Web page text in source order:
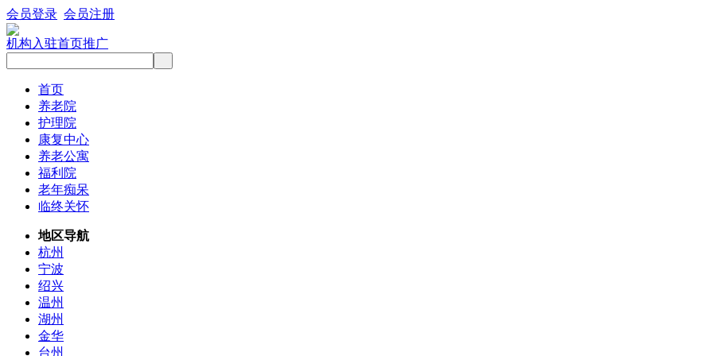
会员登录 会员注册
机构入驻首页推广
首页
养老院
护理院
康复中心
养老公寓
福利院
老年痴呆
临终关怀
地区导航
杭州
宁波
绍兴
温州
湖州
金华
台州